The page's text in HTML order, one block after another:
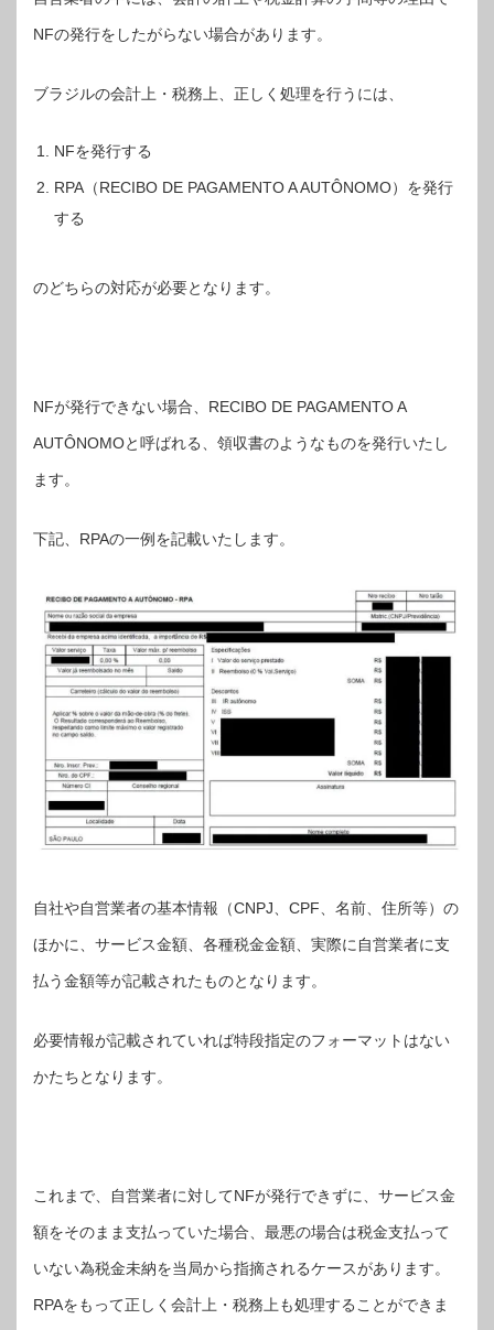
NFの発行をしたがらない場合があります。
ブラジルの会計上・税務上、正しく処理を行うには、
NFを発行する
RPA（RECIBO DE PAGAMENTO A AUTÔNOMO）を発行
する
のどちらの対応が必要となります。
NFが発行できない場合、RECIBO DE PAGAMENTO A
AUTÔNOMOと呼ばれる、領収書のようなものを発行いたし
ます。
下記、RPAの一例を記載いたします。
自社や自営業者の基本情報（CNPJ、CPF、名前、住所等）の
ほかに、サービス金額、各種税金金額、実際に自営業者に支
払う金額等が記載されたものとなります。
必要情報が記載されていれば特段指定のフォーマットはない
かたちとなります。
これまで、自営業者に対してNFが発行できずに、サービス金
額をそのまま支払っていた場合、最悪の場合は税金支払って
いない為税金未納を当局から指摘されるケースがあります。
RPAをもって正しく会計上・税務上も処理することができま